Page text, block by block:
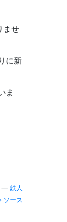
ませ
に新
ま
鉄人
ソース